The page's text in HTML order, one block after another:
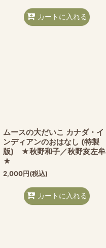
カートに入れる
ムースの大だいこ カナダ・イ
ンディアンのおはなし (特製
版) ★秋野和子／秋野亥左牟
★
2,000円(税込)
カートに入れる